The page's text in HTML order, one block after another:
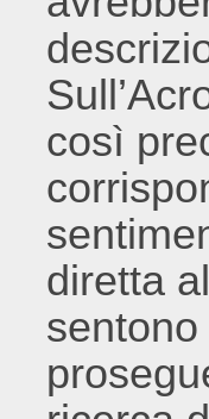
così
diretta